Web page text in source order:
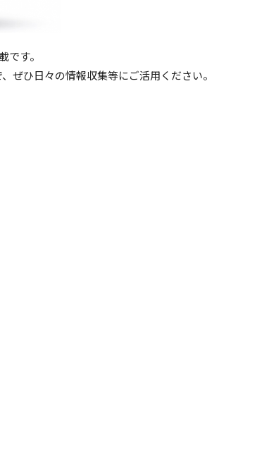
です。
ぜひ日々の情報収集等にご活用ください。